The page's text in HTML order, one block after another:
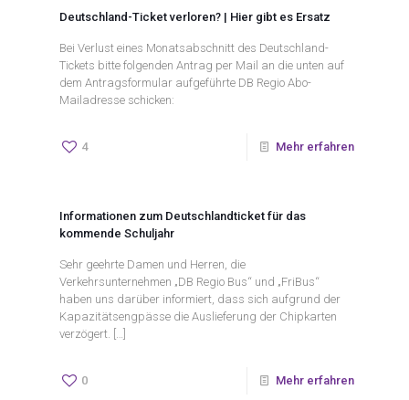
Deutschland-Ticket verloren? | Hier gibt es Ersatz
Bei Verlust eines Monatsabschnitt des Deutschland-
Tickets bitte folgenden Antrag per Mail an die unten auf
dem Antragsformular aufgeführte DB Regio Abo-
Mailadresse schicken:
4 Mehr erfahren
Informationen zum Deutschlandticket für das
kommende Schuljahr
Sehr geehrte Damen und Herren, die
Verkehrsunternehmen „DB Regio Bus“ und „FriBus“
haben uns darüber informiert, dass sich aufgrund der
Kapazitätsengpässe die Auslieferung der Chipkarten
verzögert. […]
0 Mehr erfahren